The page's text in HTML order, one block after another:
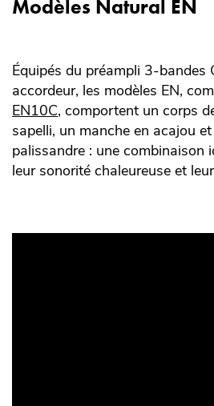
Modèles Natural EN
Équipés du préampli 3-bandes
accordeur, les modèles EN,
EN10C, comportent un corps
sapelli, un manche en acajou
palissandre : une combinaison
leur sonorité chaleureuse et